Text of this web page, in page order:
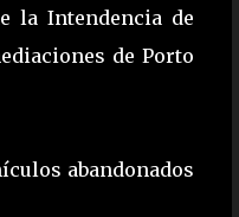
la Intendencia de
de Porto
abandonados